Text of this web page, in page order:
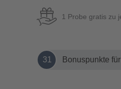
1 Probe gratis zu
31 Bonuspunkte